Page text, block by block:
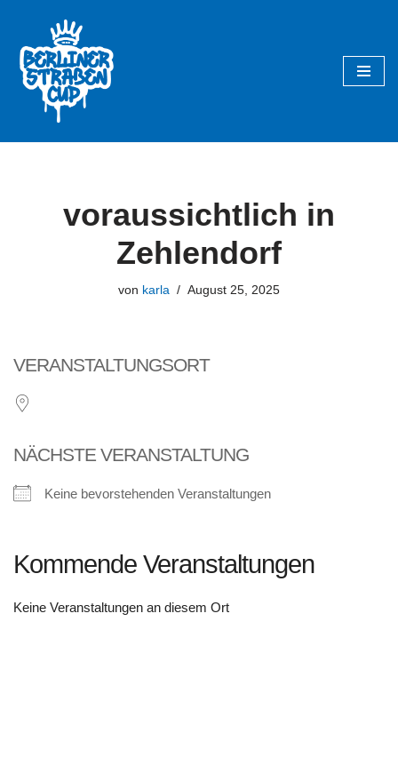
Zum
Inhalt
springen
voraussichtlich in
Zehlendorf
von karla August 25, 2025
VERANSTALTUNGSORT
NÄCHSTE VERANSTALTUNG
Keine bevorstehenden Veranstaltungen
Kommende Veranstaltungen
Keine Veranstaltungen an diesem Ort